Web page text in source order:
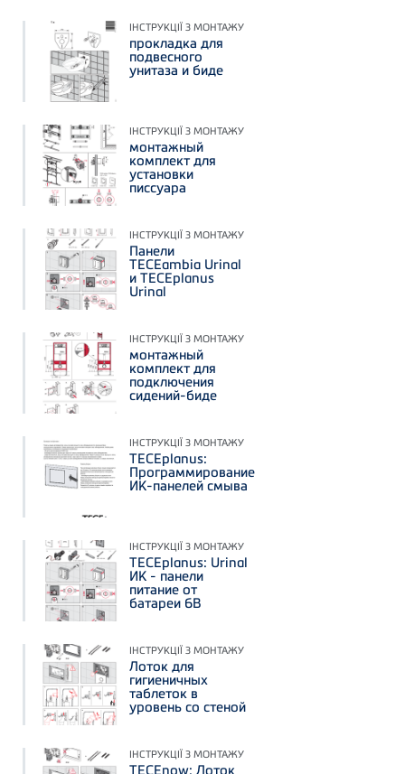
ІНСТРУКЦІЇ З МОНТАЖУ
прокладка для
подвесного
унитаза и биде
ІНСТРУКЦІЇ З МОНТАЖУ
монтажный
комплект для
установки
писсуара
ІНСТРУКЦІЇ З МОНТАЖУ
Панели
TECEambia Urinal
и TECEplanus
Urinal
ІНСТРУКЦІЇ З МОНТАЖУ
монтажный
комплект для
подключения
сидений-биде
ІНСТРУКЦІЇ З МОНТАЖУ
TECEplanus:
Программирование
ИК-панелей смыва
ІНСТРУКЦІЇ З МОНТАЖУ
TECEplanus: Urinal
ИК - панели
питание от
батареи 6В
ІНСТРУКЦІЇ З МОНТАЖУ
Лоток для
гигиеничных
таблеток в
уровень со стеной
ІНСТРУКЦІЇ З МОНТАЖУ
TECEnow: Лоток